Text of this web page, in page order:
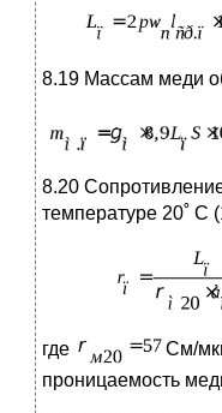
8.19 Массам меди
8.20
температуре 20˚ С
где
См/
проницаемость